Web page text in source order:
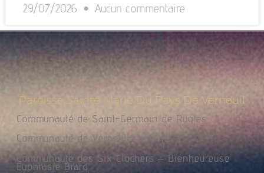
29/07/2026 Aucun commentaire
Paroisse Sainte Marie Du Pays De Verneuil
Communauté de Saint-Germain de Rugles
Communauté de Verneuil sur Avre
Communauté des Six Clochers – Bienheureuse
Euphrasie Brard